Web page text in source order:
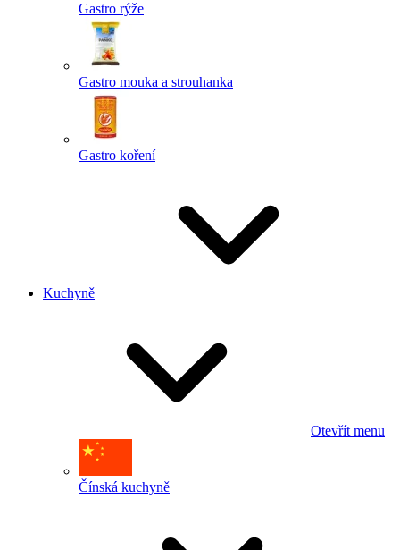
Gastro rýže
Gastro mouka a strouhanka
Gastro koření
Kuchyně
Otevřít menu
Čínská kuchyně